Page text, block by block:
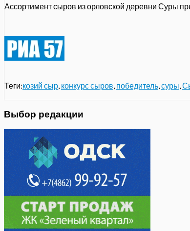
Ассортимент сыров из орловской деревни Суры
Теги:козий сыр конкурс сыров победитель суры
Выбор редакции